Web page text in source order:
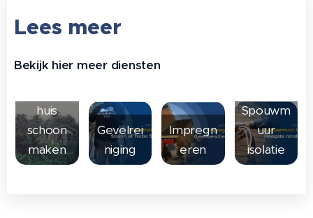
Lees meer
Bekijk hier meer diensten
huis
schoon
maken
Gevelrei
niging
Impregn
eren
Spouwm
uur
isolatie